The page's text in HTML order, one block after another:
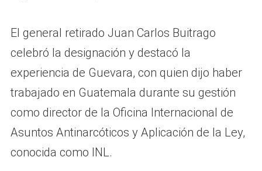
El general retirado Juan Carlos Buitrago
celebró la designación y destacó la
experiencia de Guevara, con quien dijo haber
trabajado en Guatemala durante su gestión
como director de la Oficina Internacional de
Asuntos Antinarcóticos y Aplicación de la Ley,
conocida como INL.